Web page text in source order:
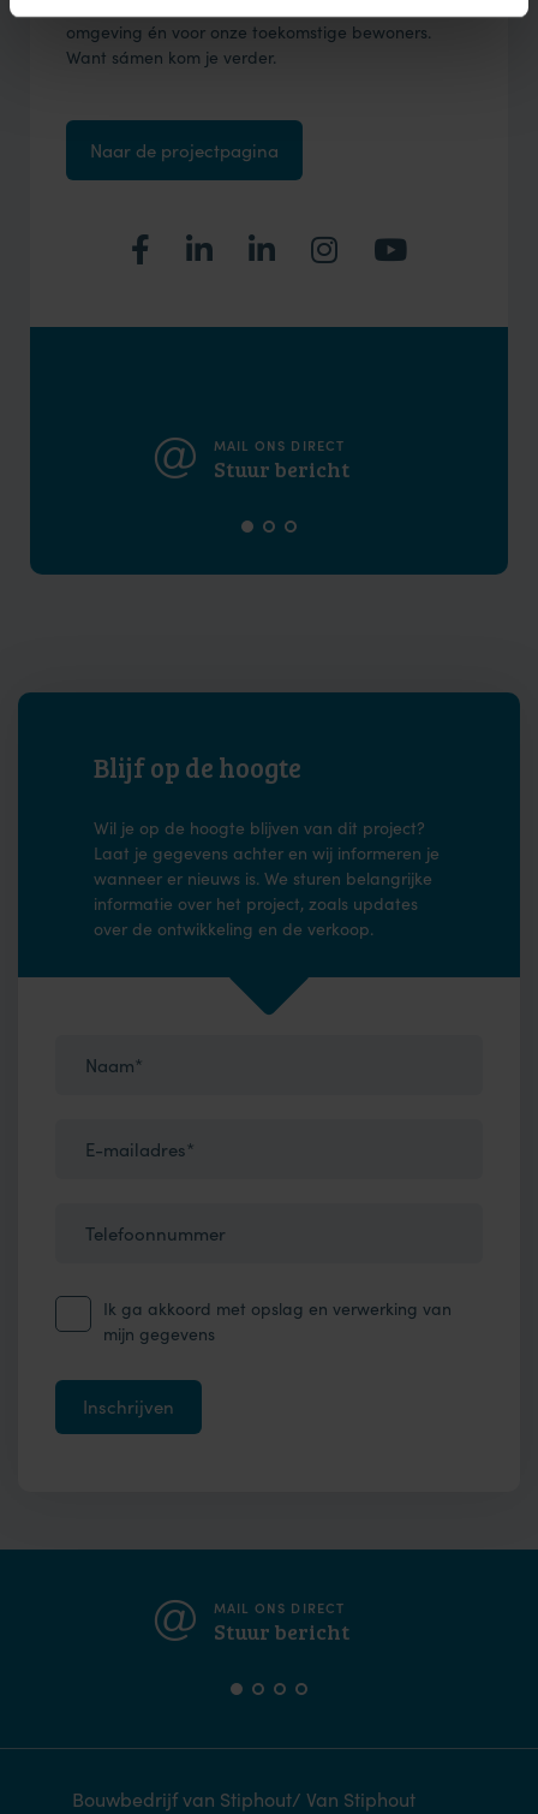
omgeving én voor onze toekomstige bewoners.
Want sámen kom je verder.
Naar de projectpagina
MAIL ONS DIRECT
Stuur bericht
Blijf op de hoogte
Wil je op de hoogte blijven van dit project?
Laat je gegevens achter en wij informeren je
wanneer er nieuws is. We sturen belangrijke
informatie over het project, zoals updates
over de ontwikkeling en de verkoop.
Naam*
E-mailadres*
Telefoonnummer
Ik ga akkoord met opslag en verwerking van
mijn gegevens
MAIL ONS DIRECT
Stuur bericht
Bouwbedrijf van Stiphout/ Van Stiphout